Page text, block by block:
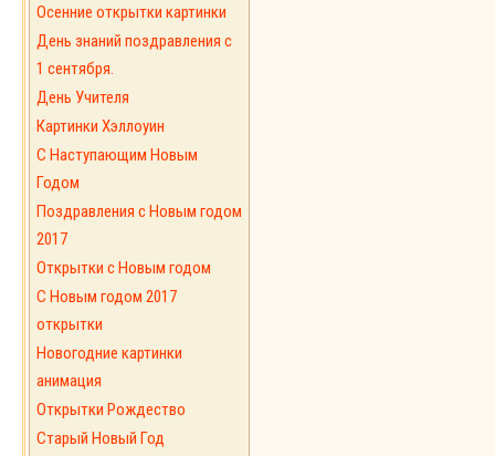
Осенние открытки картинки
День знаний поздравления с
1 сентября.
День Учителя
Картинки Хэллоуин
С Наступающим Новым
Годом
Поздравления с Новым годом
2017
Открытки с Новым годом
C Новым годом 2017
открытки
Новогодние картинки
анимация
Открытки Рождество
Старый Новый Год